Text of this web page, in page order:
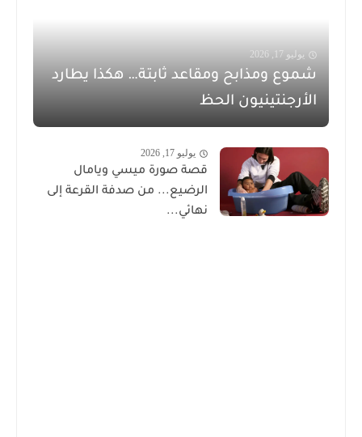
يوليو 17, 2026
شموع ومذابح ومقاعد ثابتة… هكذا يطارد
الأرجنتينيون الحظ
يوليو 17, 2026
قصة صورة ميسي ويامال
الرضيع... من صدفة القرعة إلى
نهائي...